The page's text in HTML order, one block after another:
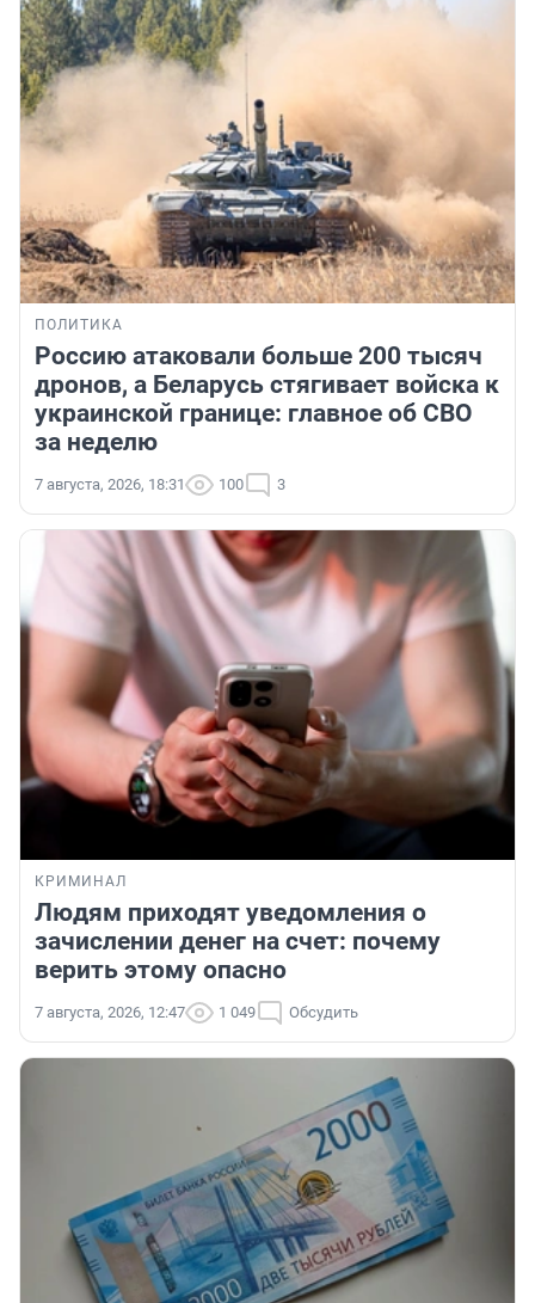
ПОЛИТИКА
Россию атаковали больше 200 тысяч
дронов, а Беларусь стягивает войска к
украинской границе: главное об СВО
за неделю
7 августа, 2026, 18:31 100 3
КРИМИНАЛ
Людям приходят уведомления о
зачислении денег на счет: почему
верить этому опасно
7 августа, 2026, 12:47 1 049 Обсудить